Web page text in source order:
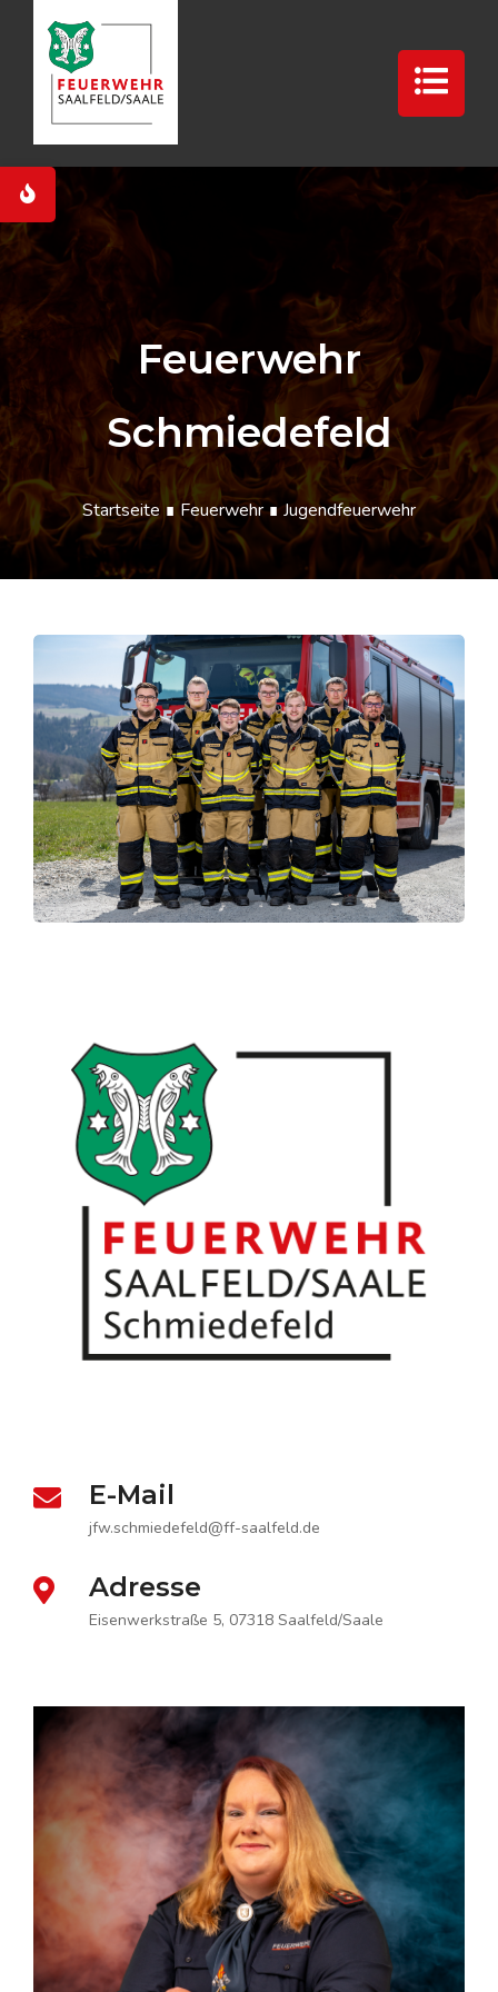
Feuerwehr
Schmiedefeld
Startseite∎Feuerwehr∎ Jugendfeuerwehr
E-Mail
jfw.schmiedefeld@ff-saalfeld.de
Adresse
Eisenwerkstraße 5, 07318 Saalfeld/Saale